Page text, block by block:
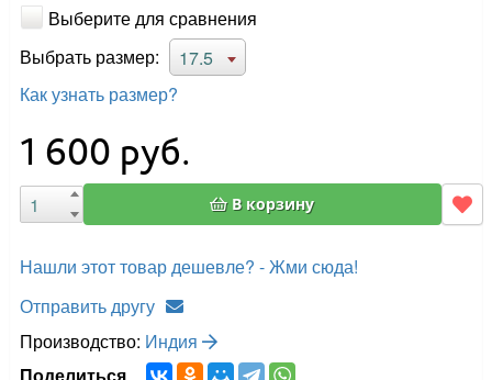
Выберите для сравнения
Выбрать размер:
17.5
Как узнать размер?
1 600 руб.
В корзину
Нашли этот товар дешевле? - Жми сюда!
Отправить другу
Производство: Индия